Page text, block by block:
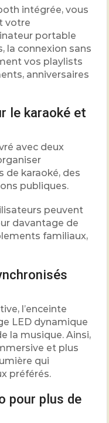
intégrée, vous
votre
portable
la connexion sans
vos playlists
anniversaires
le karaoké et
avec deux
de karaoké, des
publiques.
peuvent
davantage de
familiaux,
l’enceinte
LED dynamique
la musique. Ainsi,
et plus
qui
préférés.
pour plus de